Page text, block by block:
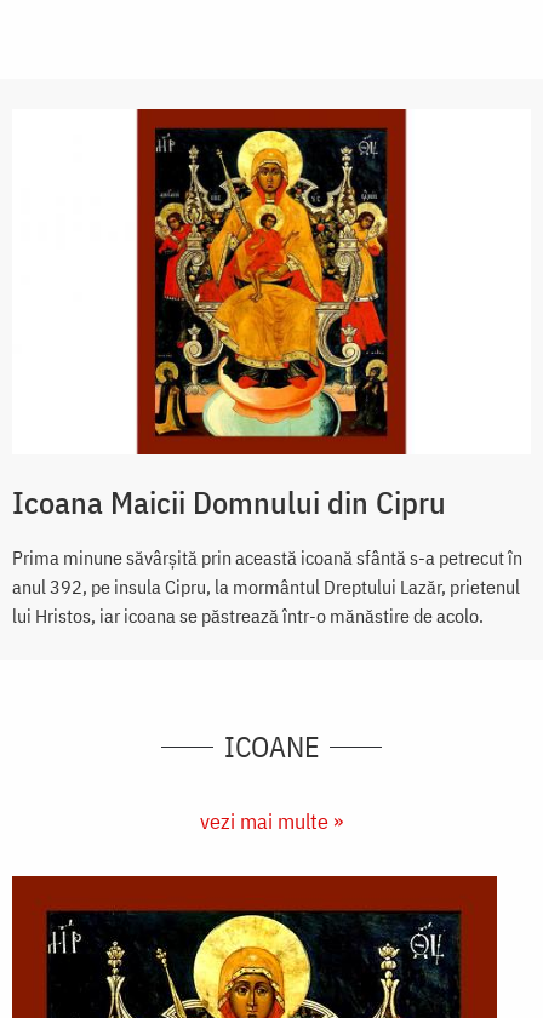
Icoana Maicii Domnului din Cipru
Prima minune săvârșită prin această icoană sfântă s-a petrecut în
anul 392, pe insula Cipru, la mormântul Dreptului Lazăr, prietenul
lui Hristos, iar icoana se păstrează într-o mănăstire de acolo.
ICOANE
vezi mai multe »